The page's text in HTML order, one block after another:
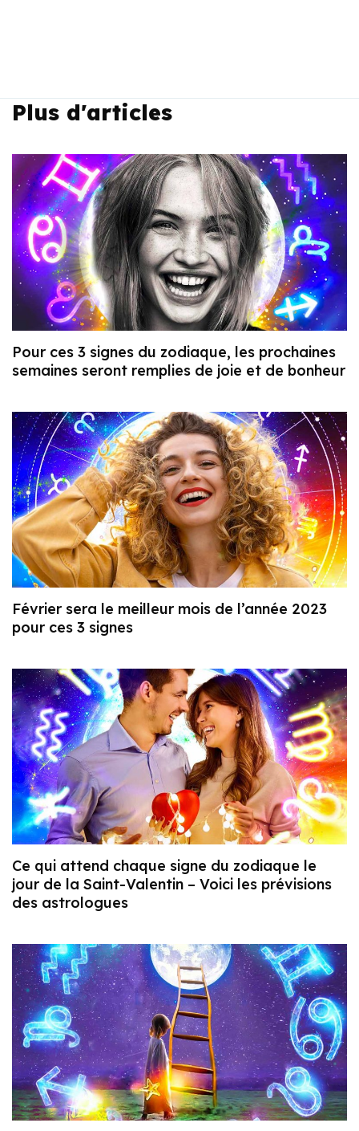
Plus d'articles
Pour ces 3 signes du zodiaque, les prochaines
semaines seront remplies de joie et de bonheur
Février sera le meilleur mois de l’année 2023
pour ces 3 signes
Ce qui attend chaque signe du zodiaque le
jour de la Saint-Valentin – Voici les prévisions
des astrologues